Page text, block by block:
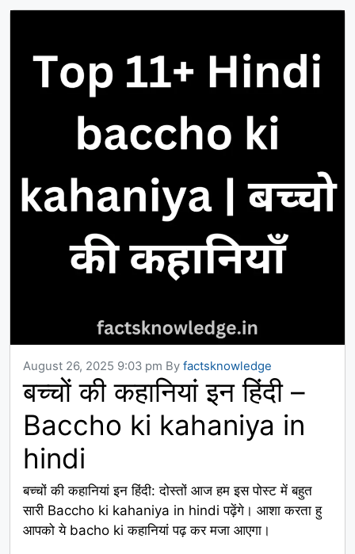
August 26, 2025 9:03 pm By factsknowledge
बच्चों की कहानियां इन हिंदी –
Baccho ki kahaniya in
hindi
बच्चों की कहानियां इन हिंदी: दोस्तों आज हम इस पोस्ट में बहुत
सारी Baccho ki kahaniya in hindi पढ़ेंगे। आशा करता हु
आपको ये bacho ki कहानियां पढ़ कर मजा आएगा।